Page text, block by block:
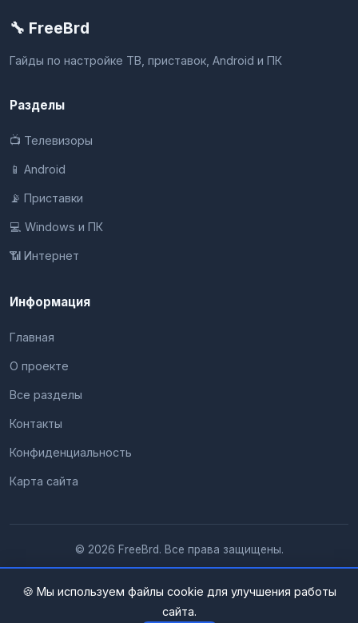
🔧 FreeBrd
Гайды по настройке ТВ, приставок, Android и ПК
Разделы
📺 Телевизоры
📱 Android
📡 Приставки
💻 Windows и ПК
📶 Интернет
Информация
Главная
О проекте
Все разделы
Контакты
Конфиденциальность
Карта сайта
© 2026 FreeBrd. Все права защищены.
🍪 Мы используем файлы cookie для улучшения работы
сайта.